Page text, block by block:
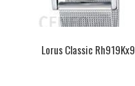
Lorus Classic Rh919Kx9